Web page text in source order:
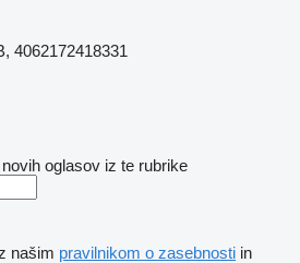
4062172418331
oglasov iz te rubrike
našim pravilnikom o zasebnosti in